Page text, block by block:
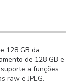
128 GB da
de 128 GB e
a funções
raw e JPEG.